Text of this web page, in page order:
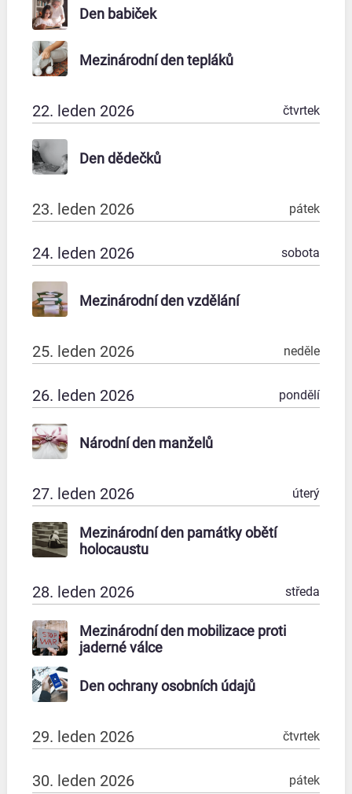
Den babiček
Mezinárodní den tepláků
22. leden 2026 čtvrtek
Den dědečků
23. leden 2026 pátek
24. leden 2026 sobota
Mezinárodní den vzdělání
25. leden 2026 neděle
26. leden 2026 pondělí
Národní den manželů
27. leden 2026 úterý
Mezinárodní den památky obětí
holocaustu
28. leden 2026 středa
Mezinárodní den mobilizace proti
jaderné válce
Den ochrany osobních údajů
29. leden 2026 čtvrtek
30. leden 2026 pátek